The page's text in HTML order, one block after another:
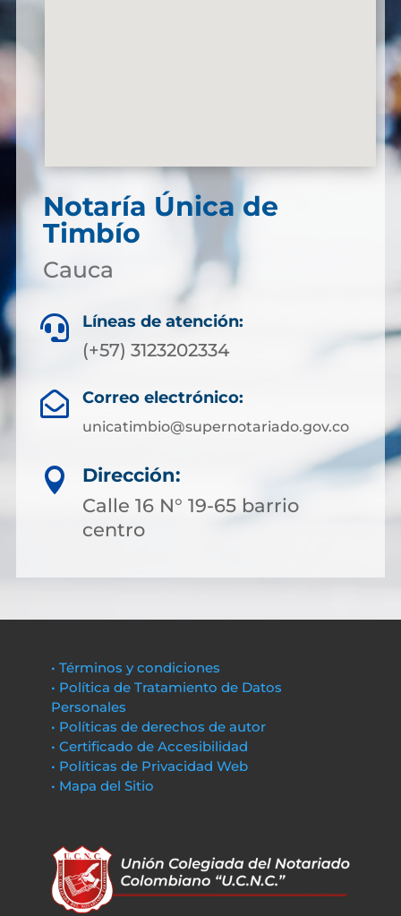
Notaría Única de
Timbío
Cauca
 Líneas de atención:
(+57) 3123202334
 Correo electrónico:
unicatimbio@supernotariado.gov.co

Dirección:
Calle 16 N° 19-65 barrio
centro
• Términos y condiciones
• Política de Tratamiento de Datos
Personales
• Políticas de derechos de autor
• Certificado de Accesibilidad
• Políticas de Privacidad Web
• Mapa del Sitio